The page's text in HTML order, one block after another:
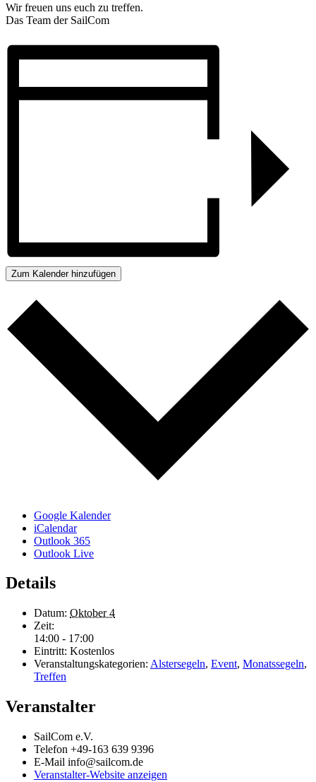
Wir freuen uns euch zu treffen.
Das Team der SailCom
Zum Kalender hinzufügen
Google Kalender
iCalendar
Outlook 365
Outlook Live
Details
Datum: Oktober 4
Zeit:
14:00 - 17:00
Eintritt: Kostenlos
Veranstaltungskategorien: Alstersegeln, Event, Monatssegeln,
Treffen
Veranstalter
SailCom e.V.
Telefon +49-163 639 9396
E-Mail info@sailcom.de
Veranstalter-Website anzeigen